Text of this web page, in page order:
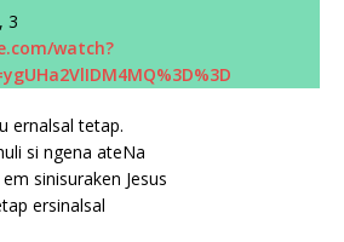
3
watch?
ernalsal tetap.
si ngena ateNa
sinisuraken Jesus
ersinalsal